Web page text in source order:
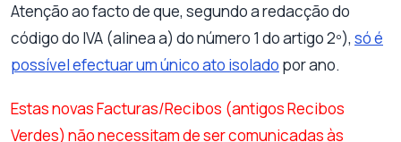
Atenção ao facto de que, segundo a redacção do
código do IVA (alinea a) do número 1 do artigo 2º), só é
possível efectuar um único ato isolado por ano.
Estas novas Facturas/Recibos (antigos Recibos
Verdes) não necessitam de ser comunicadas às